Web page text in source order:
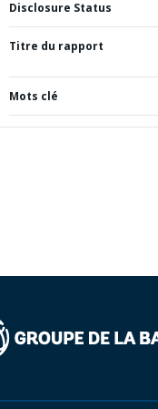
Disclosure Status
Titre du rapport
Mots clé